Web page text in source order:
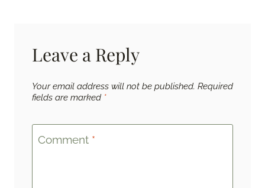
Leave a Reply
Your email address will not be published. Required
fields are marked *
Comment *